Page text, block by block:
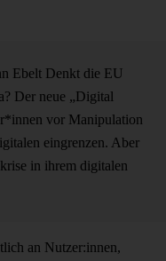
Ebelt Denkt die EU
Der neue „Digital
vor Manipulation
eingrenzen. Aber
in ihrem digitalen
an Nutzer:innen,